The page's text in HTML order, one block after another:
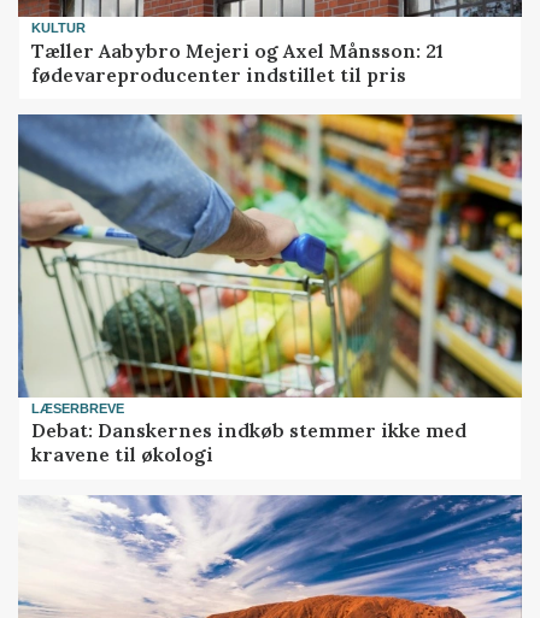
KULTUR
Tæller Aabybro Mejeri og Axel Månsson: 21
fødevareproducenter indstillet til pris
LÆSERBREVE
Debat: Danskernes indkøb stemmer ikke med
kravene til økologi